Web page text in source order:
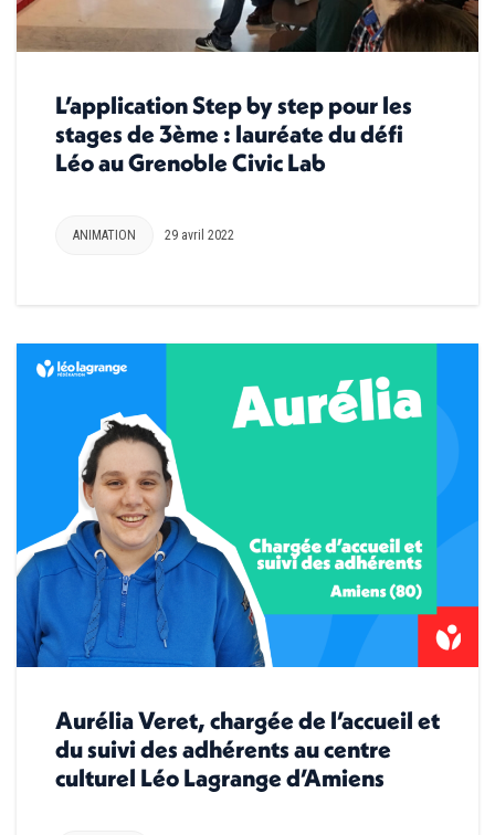
L’application Step by step pour les
stages de 3ème : lauréate du défi
Léo au Grenoble Civic Lab
ANIMATION 29 avril 2022
Aurélia Veret, chargée de l’accueil et
du suivi des adhérents au centre
culturel Léo Lagrange d’Amiens